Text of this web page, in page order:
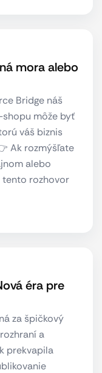
mora alebo
Bridge náš
shopu môže byť
váš biznis
Ak rozmýšľate
alebo
rozhovor
éra pre
za špičkový
a
prekvapila